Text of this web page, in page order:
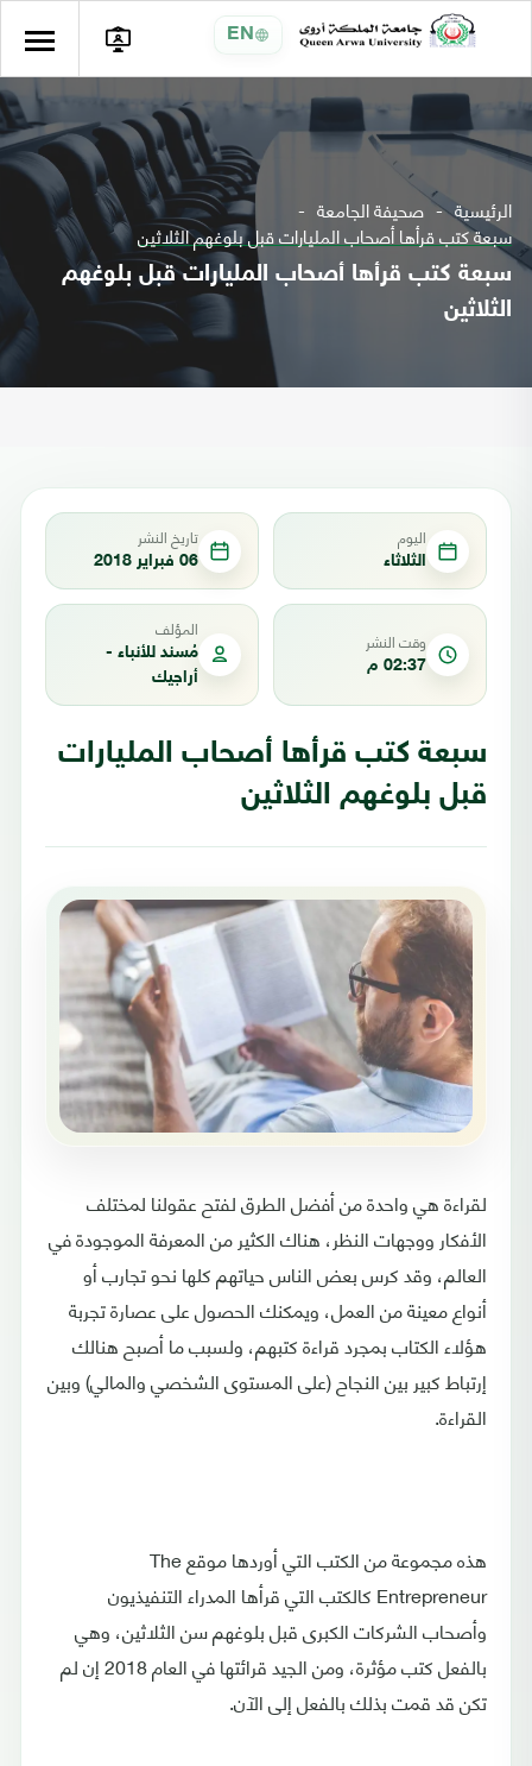
EN
الرئيسية صحيفة الجامعة
سبعة كتب قرأها أصحاب المليارات قبل بلوغهم الثلاثين
سبعة كتب قرأها أصحاب المليارات قبل بلوغهم
الثلاثين
اليوم
الثلاثاء
تاريخ النشر
06 فبراير 2018
وقت النشر
02:37 م
المؤلف
مُسند للأنباء -
أراجيك
سبعة كتب قرأها أصحاب المليارات
قبل بلوغهم الثلاثين
لقراءة هي واحدة من أفضل الطرق لفتح عقولنا لمختلف
الأفكار ووجهات النظر، هناك الكثير من المعرفة الموجودة في
العالم، وقد كرس بعض الناس حياتهم كلها نحو تجارب أو
أنواع معينة من العمل، ويمكنك الحصول على عصارة تجربة
هؤلاء الكتاب بمجرد قراءة كتبهم، ولسبب ما أصبح هنالك
إرتباط كبير بين النجاح (على المستوى الشخصي والمالي) وبين
القراءة.
هذه مجموعة من الكتب التي أوردها موقع The
Entrepreneur كالكتب التي قرأها المدراء التنفيذيون
وأصحاب الشركات الكبرى قبل بلوغهم سن الثلاثين، وهي
بالفعل كتب مؤثرة، ومن الجيد قرائتها في العام 2018 إن لم
تكن قد قمت بذلك بالفعل إلى الآن.